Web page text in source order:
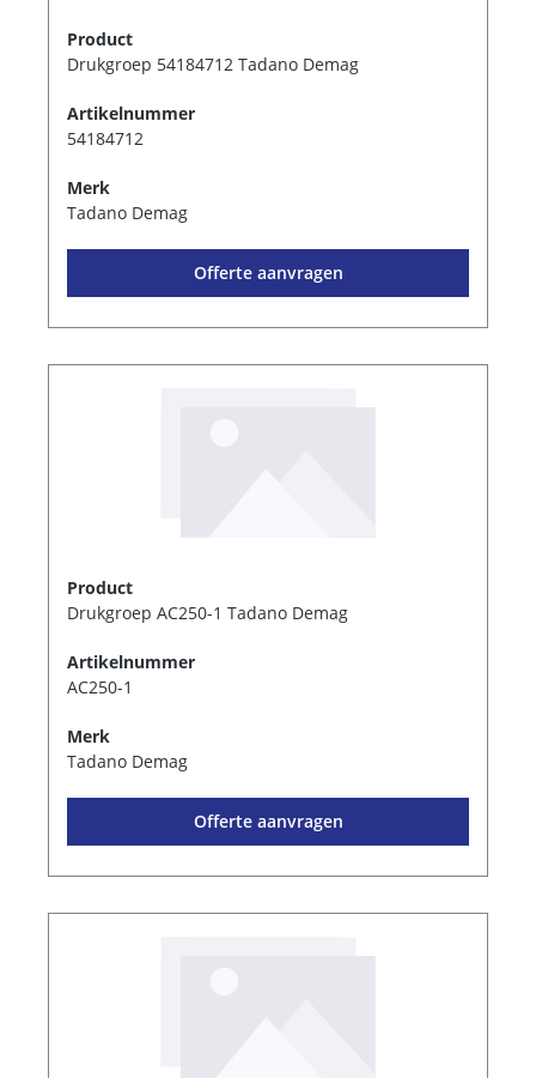
Product
Drukgroep 54184712 Tadano Demag
Artikelnummer
54184712
Merk
Tadano Demag
Offerte aanvragen
Product
Drukgroep AC250-1 Tadano Demag
Artikelnummer
AC250-1
Merk
Tadano Demag
Offerte aanvragen